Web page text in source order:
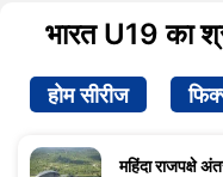
भारत U19 का
होम सीरीज
महिंदा राजपक्षे